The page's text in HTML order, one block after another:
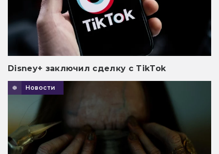
Disney+ заключил сделку с TikTok
Новости